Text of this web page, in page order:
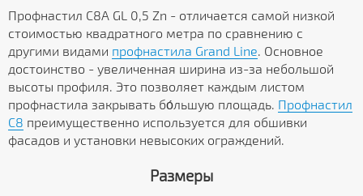
Профнастил С8А GL 0,5 Zn - отличается самой низкой
стоимостью квадратного метра по сравнению с
другими видами профнастила Grand Line. Основное
достоинство - увеличенная ширина из-за небольшой
высоты профиля. Это позволяет каждым листом
профнастила закрывать бо́льшую площадь. Профнастил
C8 преимущественно используется для обшивки
фасадов и установки невысоких ограждений.
Размеры